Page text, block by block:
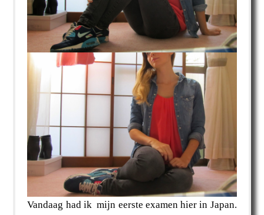
Vandaag had ik mijn eerste examen hier in Japan.